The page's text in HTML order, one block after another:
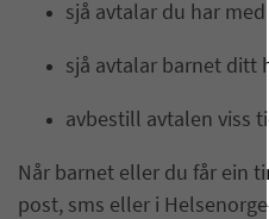
sjå avtalar du har
sjå avtalar barnet ditt
avbestill avtalen viss
Når barnet eller du får ein
post, sms eller i